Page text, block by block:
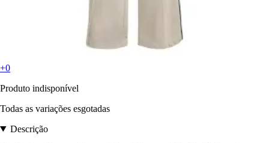
+0
Produto indisponível
Todas as variações esgotadas
Descrição